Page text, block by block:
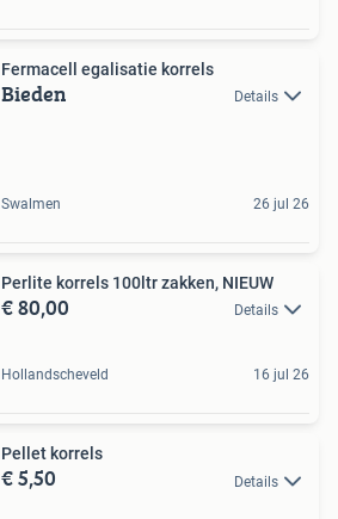
Fermacell egalisatie korrels
Bieden Details
Swalmen 26 jul 26
Perlite korrels 100ltr zakken, NIEUW
€ 80,00 Details
Hollandscheveld 16 jul 26
Pellet korrels
€ 5,50 Details